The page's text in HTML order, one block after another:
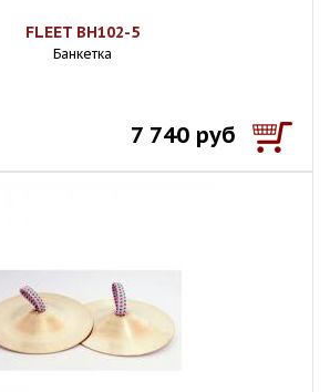
FLEET BH102-5
Банкетка
7 740 руб